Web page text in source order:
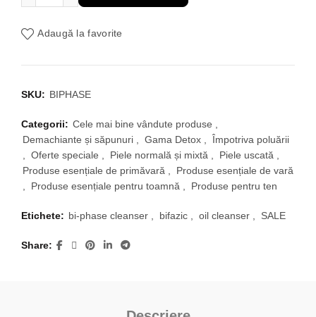
Adaugă la favorite
SKU: BIPHASE
Categorii: Cele mai bine vândute produse ,
Demachiante și săpunuri , Gama Detox ,
Împotriva poluării
, Oferte speciale , Piele normală și mixtă , Piele uscată ,
Produse esențiale de primăvară ,
Produse esențiale de vară
,
Produse esențiale pentru toamnă , Produse pentru ten
Etichete: bi-phase cleanser , bifazic , oil cleanser , SALE
Share